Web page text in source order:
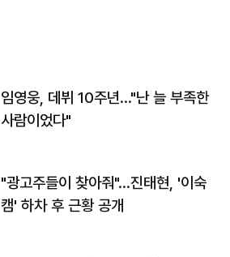
임영웅, 데뷔 10주년…"난 늘 부족한
사람이었다"
"광고주들이 찾아줘"…진태현, '이숙
캠' 하차 후 근황 공개